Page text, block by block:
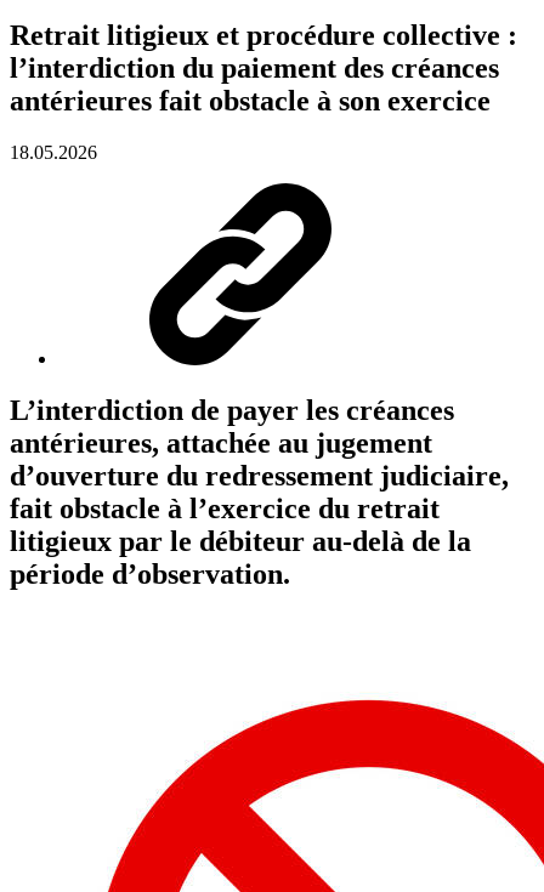
Retrait litigieux et procédure collective :
l’interdiction du paiement des créances
antérieures fait obstacle à son exercice
18.05.2026
L’interdiction de payer les créances
antérieures, attachée au jugement
d’ouverture du redressement judiciaire,
fait obstacle à l’exercice du retrait
litigieux par le débiteur au-delà de la
période d’observation.